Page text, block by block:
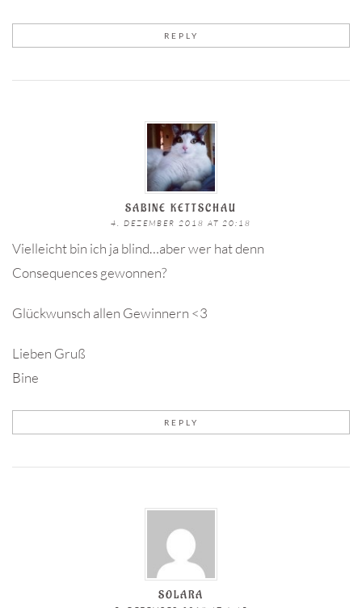
REPLY
SABINE KETTSCHAU
4. DEZEMBER 2018 AT 20:18
Vielleicht bin ich ja blind…aber wer hat denn
Consequences gewonnen?
Glückwunsch allen Gewinnern <3
Lieben Gruß
Bine
REPLY
SOLARA